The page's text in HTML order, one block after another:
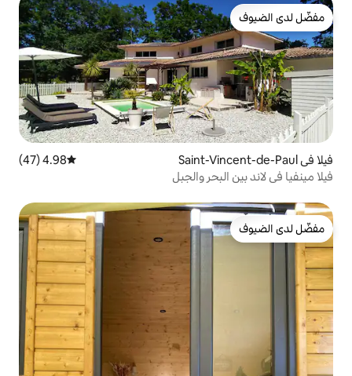
متوسط التقييم 4.98 من 5، 47 مراجعات
4.98 (47)
والجبل